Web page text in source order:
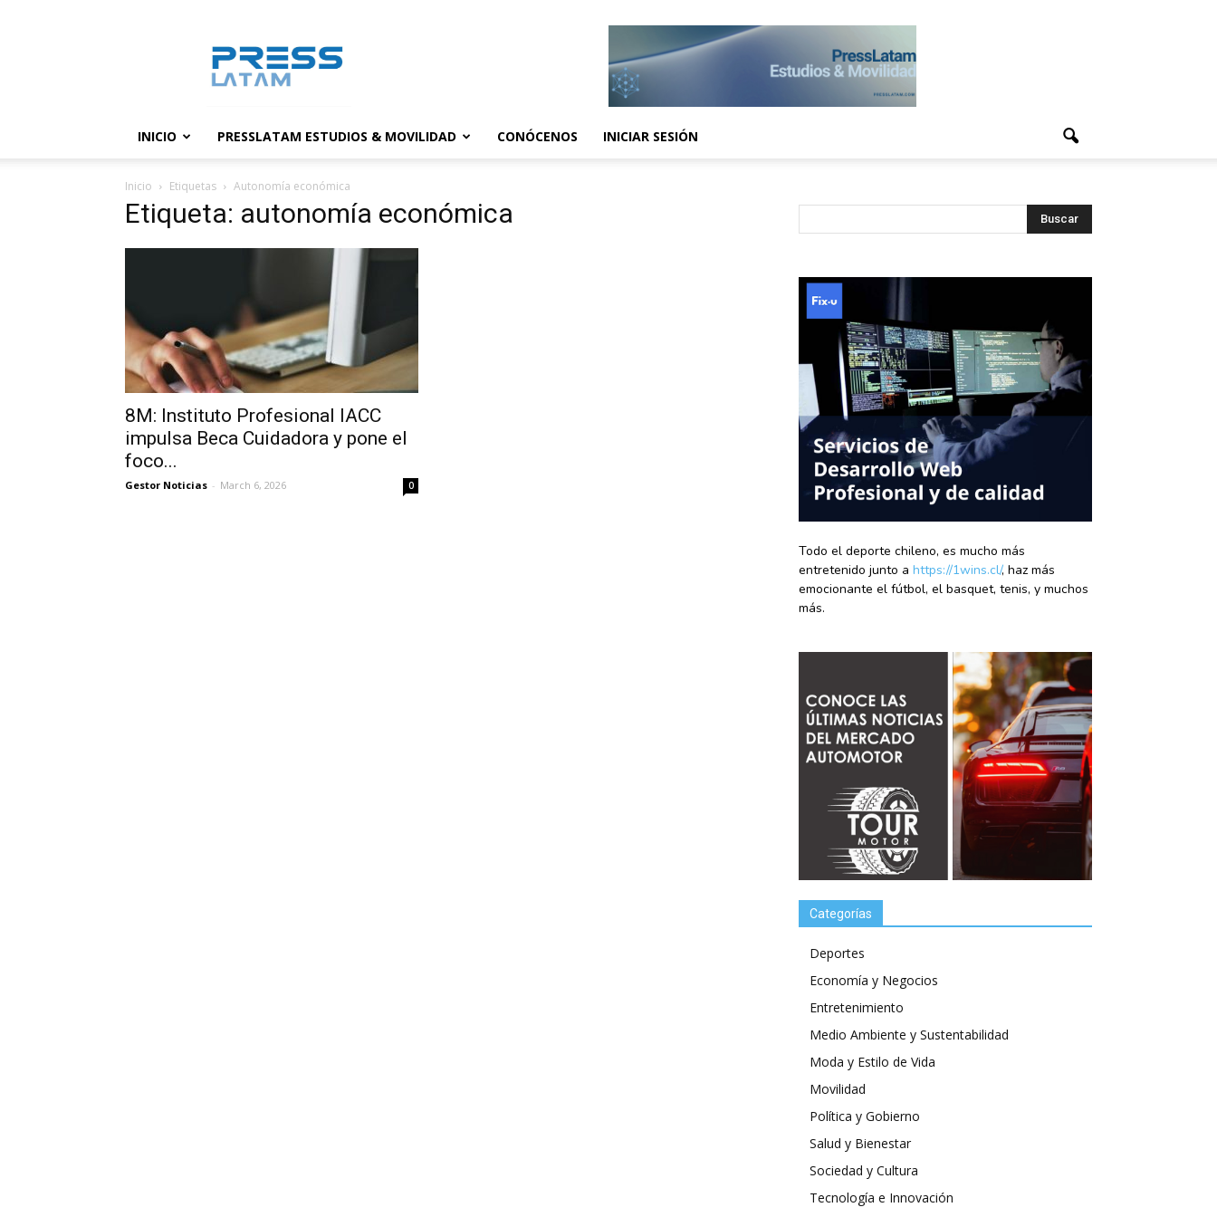
noticias
INICIO PRESSLATAM ESTUDIOS & MOVILIDAD CONÓCENOS INICIAR SESIÓN
Inicio Etiquetas Autonomía económica
Etiqueta: autonomía económica
8M: Instituto Profesional IACC
impulsa Beca Cuidadora y pone el
foco...
Gestor Noticias - March 6, 2026 0
Todo el deporte chileno, es mucho más
entretenido junto a https://1wins.cl/, haz más
emocionante el fútbol, el basquet, tenis, y muchos
más.
Categorías
Deportes
Economía y Negocios
Entretenimiento
Medio Ambiente y Sustentabilidad
Moda y Estilo de Vida
Movilidad
Política y Gobierno
Salud y Bienestar
Sociedad y Cultura
Tecnología e Innovación